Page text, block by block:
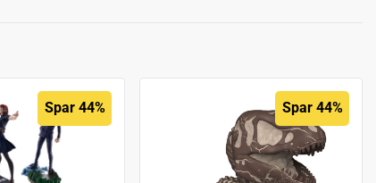
Spar 44% Spar 44%